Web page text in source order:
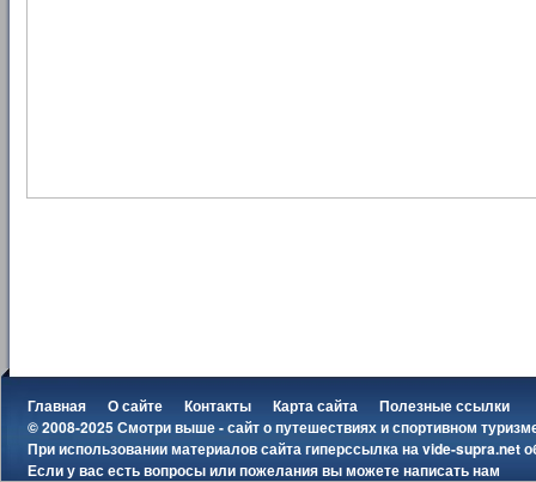
Главная О сайте Контакты Карта сайта
Полезные ссылки
© 2008-2025 Смотри выше - сайт о путешествиях и спортивном
При использовании материалов сайта гиперссылка наvide-supra.net
Если у вас есть вопросы или пожелания вы можетенаписать нам